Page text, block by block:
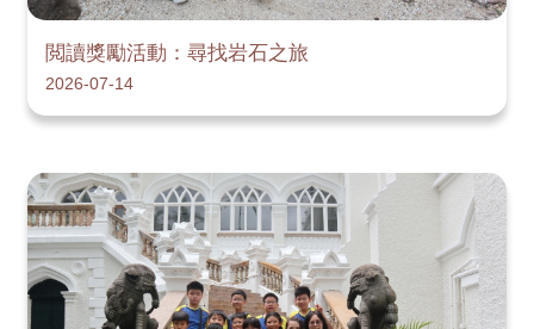
閲讀獎勵活動：尋找岩石之旅
2026-07-14